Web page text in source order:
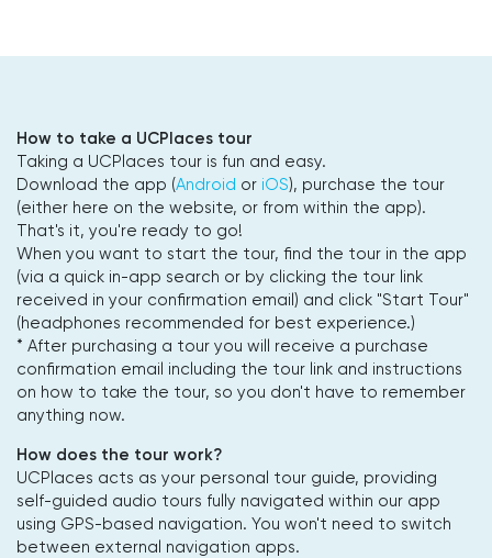
How to take a UCPlaces tour
Taking a UCPlaces tour is fun and easy.
Download the app (Android or iOS), purchase the tour
(either here on the website, or from within the app).
That's it, you're ready to go!
When you want to start the tour, find the tour in the app
(via a quick in-app search or by clicking the tour link
received in your confirmation email) and click "Start Tour"
(headphones recommended for best experience.)
* After purchasing a tour you will receive a purchase
confirmation email including the tour link and instructions
on how to take the tour, so you don't have to remember
anything now.
How does the tour work?
UCPlaces acts as your personal tour guide, providing
self-guided audio tours fully navigated within our app
using GPS-based navigation. You won't need to switch
between external navigation apps.